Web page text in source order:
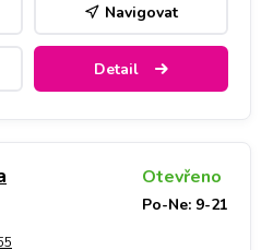
Navigovat
Detail
Otevřeno
Po-Ne: 9-21